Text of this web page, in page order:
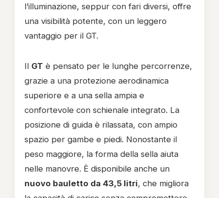
l’illuminazione, seppur con fari diversi, offre
una visibilità potente, con un leggero
vantaggio per il GT.
Il GT è pensato per le lunghe percorrenze,
grazie a una protezione aerodinamica
superiore e a una sella ampia e
confortevole con schienale integrato. La
posizione di guida è rilassata, con ampio
spazio per gambe e piedi. Nonostante il
peso maggiore, la forma della sella aiuta
nelle manovre. È disponibile anche un
nuovo bauletto da 43,5 litri, che migliora